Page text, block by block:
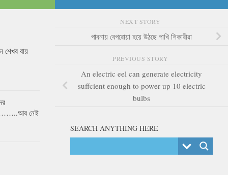
NEXT STORY
পাবনায় বেপরোয়া হয়ে উঠছে পাখি শিকারীরা
PREVIOUS STORY
An electric eel can generate electricity
suffcient enough to power up 10 electric
bulbs
SEARCH ANYTHING HERE
রায়
নেই